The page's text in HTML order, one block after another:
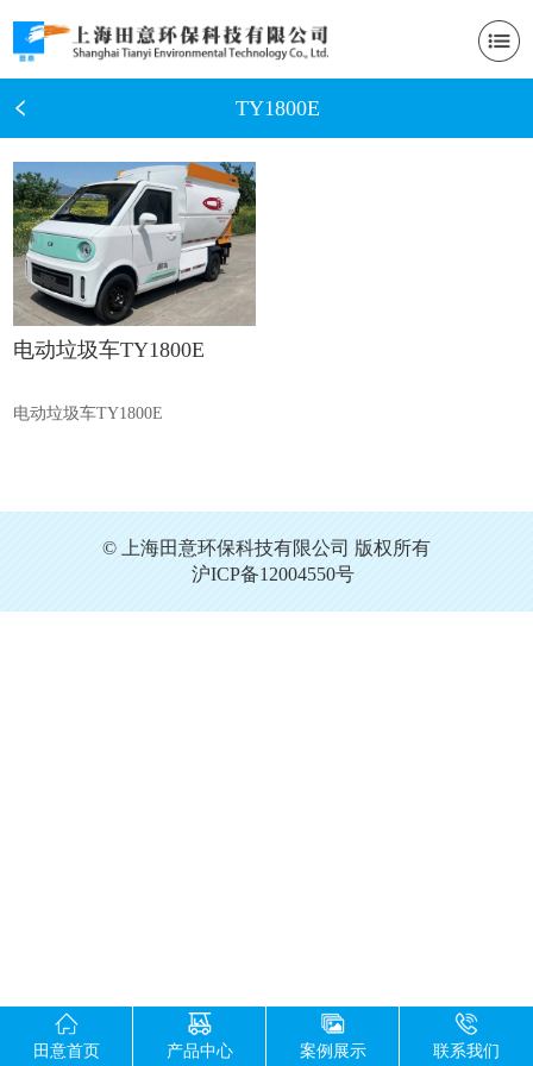
TY1800E
电动垃圾车TY1800E
电动垃圾车TY1800E
© 上海田意环保科技有限公司 版权所有
沪ICP备12004550号
田意首页 产品中心 案例展示 联系我们